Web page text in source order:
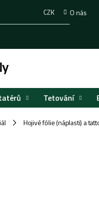
O nás
CZK
Tetování
/ Hojivé fólie (náplasti) a